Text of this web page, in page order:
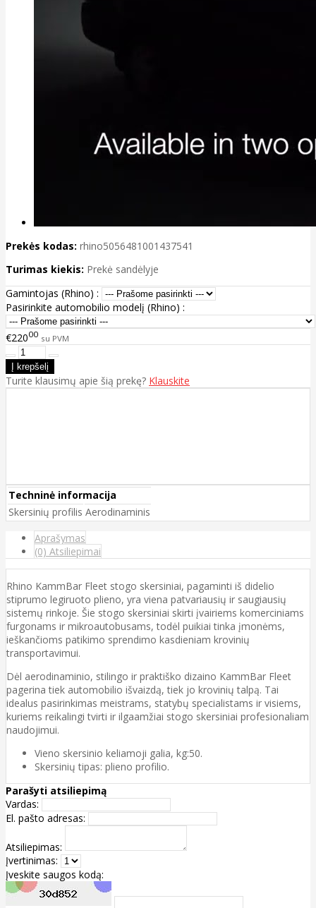
Prekės kodas: rhino5056481001437541
Turimas kiekis: Prekė sandėlyje
Gamintojas (Rhino) :
Pasirinkite automobilio modelį (Rhino) :
€22000 su PVM
Turite klausimų apie šią prekę? Klauskite
Techninė informacija
Skersinių profilis Aerodinaminis
Aprašymas
(0) Atsiliepimai
Rhino KammBar Fleet stogo skersiniai, pagaminti iš didelio
stiprumo legiruoto plieno, yra viena patvariausių ir saugiausių
sistemų rinkoje. Šie stogo skersiniai skirti įvairiems komerciniams
furgonams ir mikroautobusams, todėl puikiai tinka įmonėms,
ieškančioms patikimo sprendimo kasdieniam krovinių
transportavimui.
Dėl aerodinaminio, stilingo ir praktiško dizaino KammBar Fleet
pagerina tiek automobilio išvaizdą, tiek jo krovinių talpą. Tai
idealus pasirinkimas meistrams, statybų specialistams ir visiems,
kuriems reikalingi tvirti ir ilgaamžiai stogo skersiniai profesionaliam
naudojimui.
Vieno skersinio keliamoji galia, kg:50.
Skersinių tipas: plieno profilio.
Parašyti atsiliepimą
Vardas:
El. pašto adresas:
Atsiliepimas:
Įvertinimas:
Įveskite saugos kodą: